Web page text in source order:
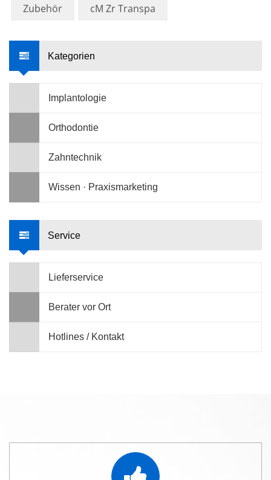
Zubehör cM Zr Transpa
Kategorien
Implantologie
Orthodontie
Zahntechnik
Wissen · Praxismarketing
Service
Lieferservice
Berater vor Ort
Hotlines / Kontakt